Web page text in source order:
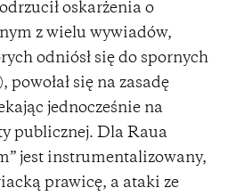
oskarżenia o
z wielu wywiadów,
odniósł się do spornych
się na zasadę
jednocześnie na
publicznej. Dla Raua
jest instrumentalizowany,
prawicę, a ataki ze